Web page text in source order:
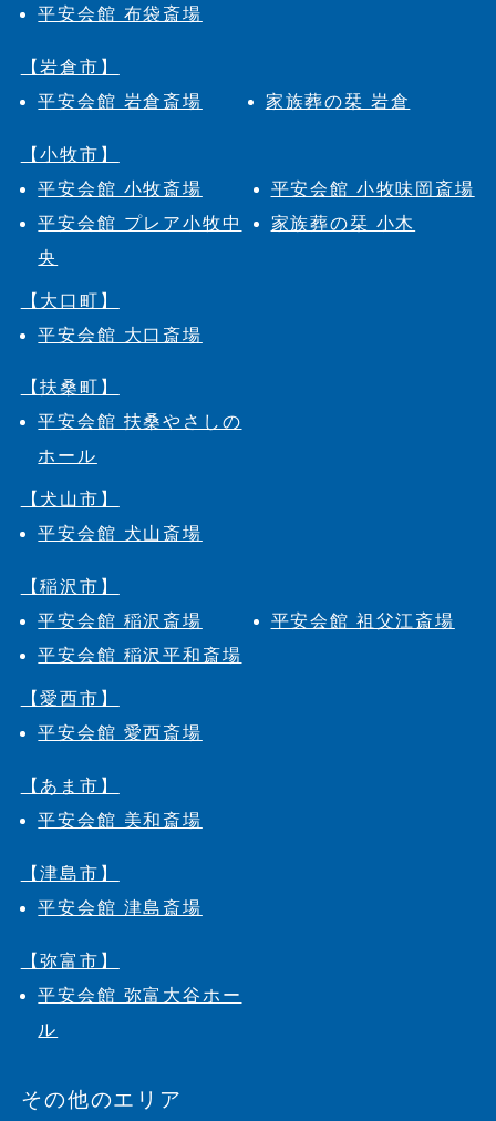
平安会館 布袋斎場
【岩倉市】
平安会館 岩倉斎場
家族葬の栞 岩倉
【小牧市】
平安会館 小牧斎場
平安会館 小牧味岡斎場
平安会館 プレア小牧中
央
家族葬の栞 小木
【大口町】
平安会館 大口斎場
【扶桑町】
平安会館 扶桑やさしの
ホール
【犬山市】
平安会館 犬山斎場
【稲沢市】
平安会館 稲沢斎場
平安会館 祖父江斎場
平安会館 稲沢平和斎場
【愛西市】
平安会館 愛西斎場
【あま市】
平安会館 美和斎場
【津島市】
平安会館 津島斎場
【弥富市】
平安会館 弥富大谷ホー
ル
その他のエリア